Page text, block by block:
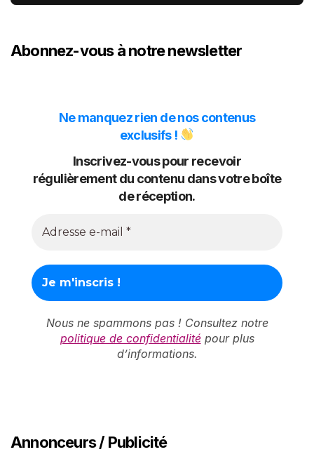
Abonnez-vous à notre newsletter
Ne manquez rien de nos contenus
exclusifs !
Inscrivez-vous pour recevoir
régulièrement du contenu dans votre boîte
de réception.
Nous ne spammons pas ! Consultez notre
politique de confidentialitépour plus
d’informations.
Annonceurs / Publicité